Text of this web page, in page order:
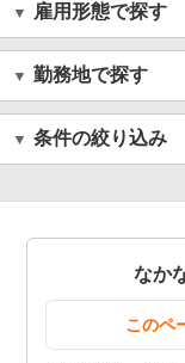
雇用形態で探す
勤務地で探す
条件の絞り込み
なか
このペ